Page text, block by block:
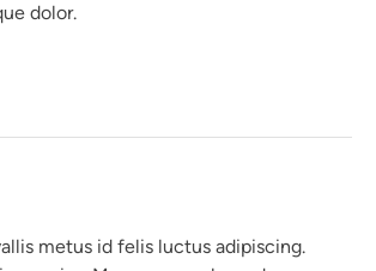
dolor.
metus id felis luctus adipiscing.